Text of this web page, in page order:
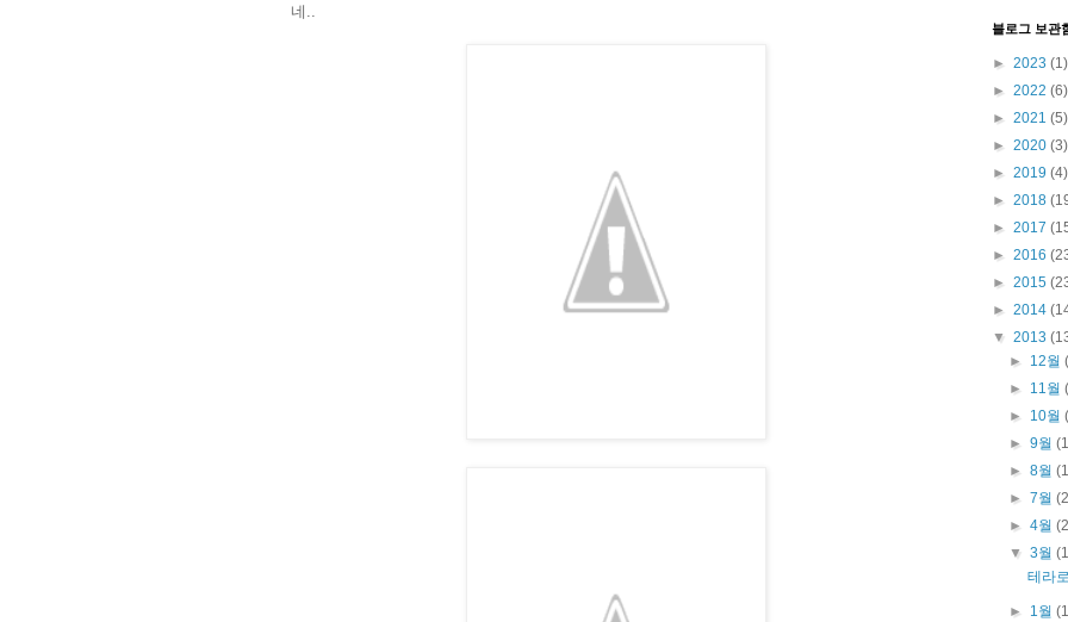
네..
블로그 보관
► 2023 (1)
► 2022 (6)
► 2021 (5)
► 2020 (3)
► 2019 (4)
► 2018
► 2017
► 2016
► 2015
► 2014
▼ 2013
► 12월
► 11월
► 10월
►9월
►8월
►7월
►4월
▼3월
테라
► 1월